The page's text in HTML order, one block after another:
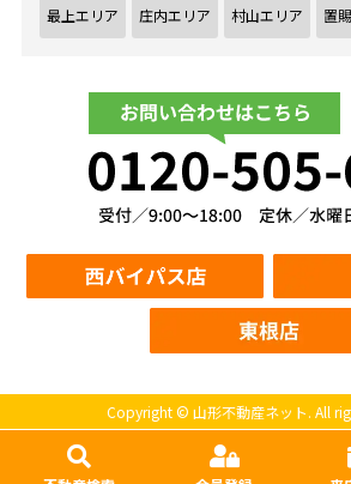
最上エリア 庄内エリア 村山エリア 置
Copyright © 山形不動産ネット. All